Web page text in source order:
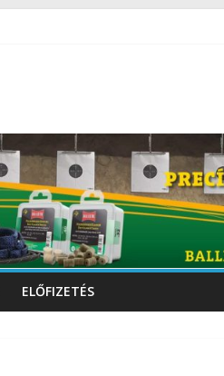
ELŐFIZETÉS